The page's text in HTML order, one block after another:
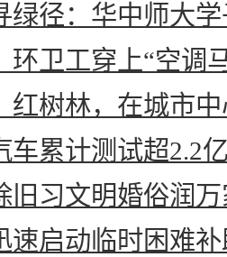
绿径：华中师大
环卫工穿上“空调
红树林，在城市
车累计测试超2.2
旧习文明婚俗润
速启动临时困难